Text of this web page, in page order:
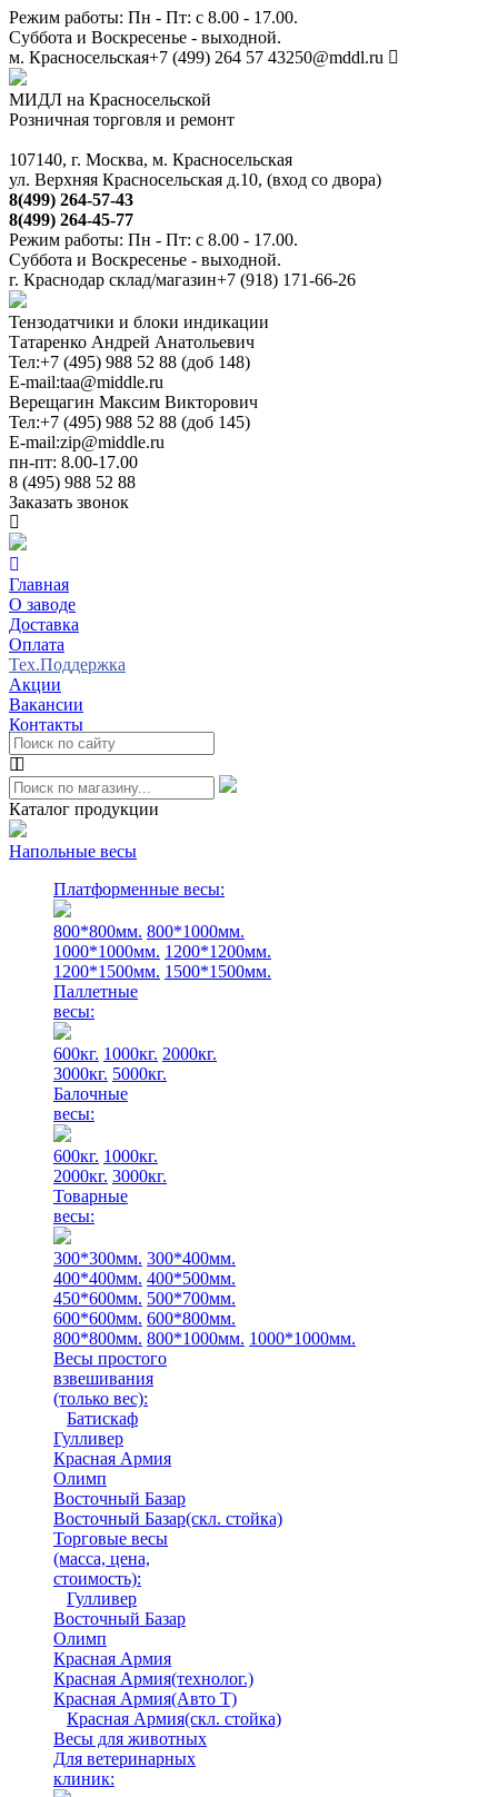
Режим работы: Пн - Пт: с 8.00 - 17.00.
Суббота и Воскресенье - выходной.
м. Красносельская+7 (499) 264 57 43250@mddl.ru
МИДЛ на Красносельской
Розничная торговля и ремонт
107140, г. Москва, м. Красносельская
ул. Верхняя Красносельская д.10, (вход со двора)
8(499) 264-57-43
8(499) 264-45-77
Режим работы: Пн - Пт: с 8.00 - 17.00.
Суббота и Воскресенье - выходной.
г. Краснодар склад/магазин+7 (918) 171-66-26
Тензодатчики и блоки индикации
Татаренко Андрей Анатольевич
Тел:+7 (495) 988 52 88 (доб 148)
E-mail:taa@middle.ru
Верещагин Максим Викторович
Тел:+7 (495) 988 52 88 (доб 145)
E-mail:zip@middle.ru
пн-пт: 8.00-17.00
8 (495) 988 52 88
Заказать звонок
Главная
О заводе
Доставка
Оплата
Тех.Поддержка
Акции
Вакансии
Контакты
Каталог продукции
Напольные весы
Платформенные весы:
800*800мм. 800*1000мм.
1000*1000мм. 1200*1200мм.
1200*1500мм. 1500*1500мм.
Паллетные
весы:
600кг. 1000кг. 2000кг.
3000кг. 5000кг.
Балочные
весы:
600кг. 1000кг.
2000кг. 3000кг.
Товарные
весы:
300*300мм. 300*400мм.
400*400мм. 400*500мм.
450*600мм. 500*700мм.
600*600мм. 600*800мм.
800*800мм. 800*1000мм. 1000*1000мм.
Весы простого
взвешивания
(только вес):
Батискаф
Гулливер
Красная Армия
Олимп
Восточный Базар
Восточный Базар(скл. стойка)
Торговые весы
(масса, цена,
стоимость):
Гулливер
Восточный Базар
Олимп
Красная Армия
Красная Армия(технолог.)
Красная Армия(Авто Т)
Красная Армия(скл. стойка)
Весы для животных
Для ветеринарных
клиник: